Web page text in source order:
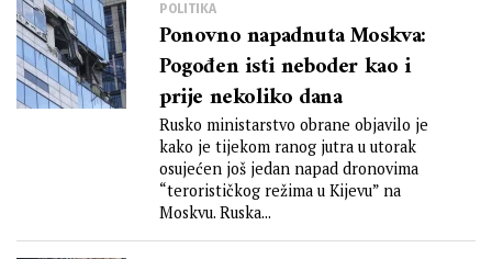
POLITIKA
Ponovno napadnuta Moskva:
Pogođen isti neboder kao i
prije nekoliko dana
Rusko ministarstvo obrane objavilo je
kako je tijekom ranog jutra u utorak
osujećen još jedan napad dronovima
“terorističkog režima u Kijevu” na
Moskvu. Ruska...